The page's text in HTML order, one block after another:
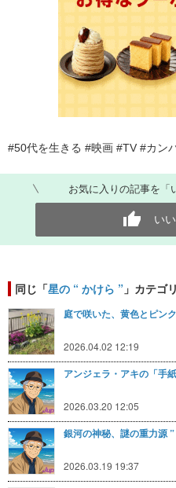
#50代を生きる #映画 #TV #カン
お気に入りの記事を「
い
同じ「星の “ かけら ” 」カテゴ
庭で咲いた、黄色とピン
2026.04.02 12:19
アンジェラ・アキの「手
2026.03.20 12:05
銀河の神秘、謎の重力源
2026.03.19 19:37